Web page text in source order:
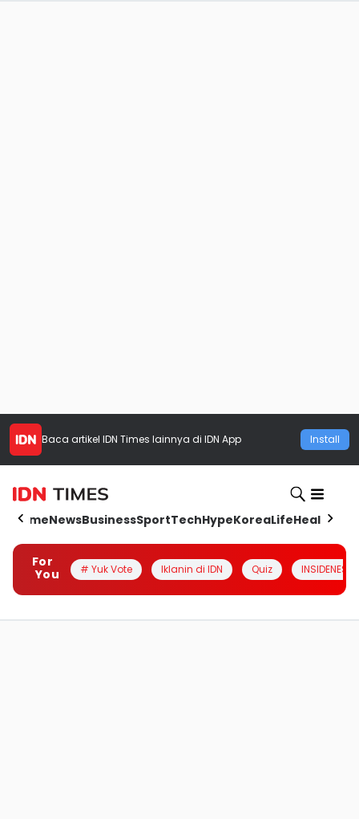
Baca artikel IDN Times lainnya di IDN App Install
HomeNewsBusinessSportTechHypeKoreaLifeHealth
For
You
# Yuk Vote Iklanin di IDN Quiz INSIDENESIA